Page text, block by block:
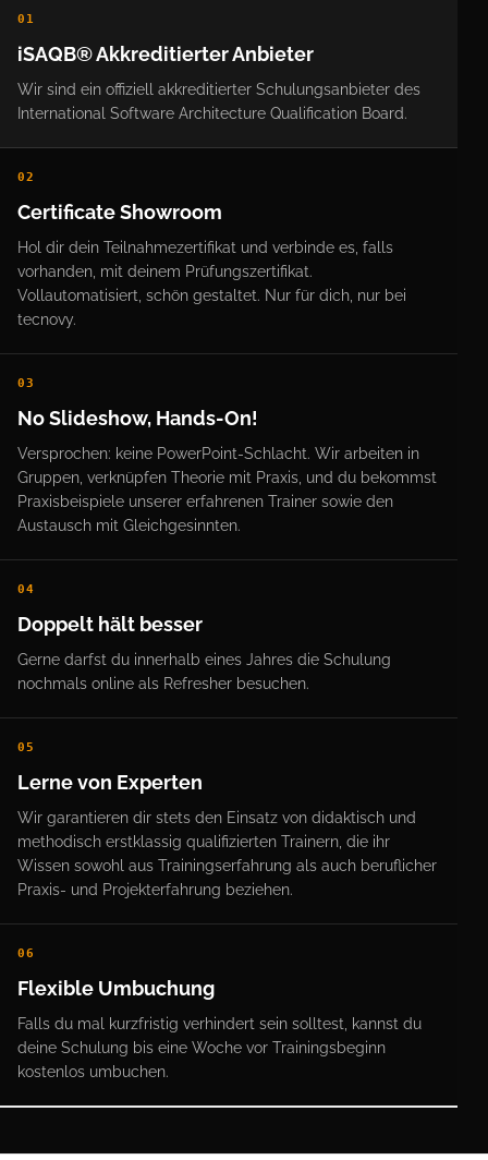
01
iSAQB® Akkreditierter Anbieter
Wir sind ein offiziell akkreditierter Schulungsanbieter des
International Software Architecture Qualification Board.
02
Certificate Showroom
Hol dir dein Teilnahmezertifikat und verbinde es, falls
vorhanden, mit deinem Prüfungszertifikat.
Vollautomatisiert, schön gestaltet. Nur für dich, nur bei
tecnovy.
03
No Slideshow, Hands-On!
Versprochen: keine PowerPoint-Schlacht. Wir arbeiten in
Gruppen, verknüpfen Theorie mit Praxis, und du bekommst
Praxisbeispiele unserer erfahrenen Trainer sowie den
Austausch mit Gleichgesinnten.
04
Doppelt hält besser
Gerne darfst du innerhalb eines Jahres die Schulung
nochmals online als Refresher besuchen.
05
Lerne von Experten
Wir garantieren dir stets den Einsatz von didaktisch und
methodisch erstklassig qualifizierten Trainern, die ihr
Wissen sowohl aus Trainingserfahrung als auch beruflicher
Praxis- und Projekterfahrung beziehen.
06
Flexible Umbuchung
Falls du mal kurzfristig verhindert sein solltest, kannst du
deine Schulung bis eine Woche vor Trainingsbeginn
kostenlos umbuchen.